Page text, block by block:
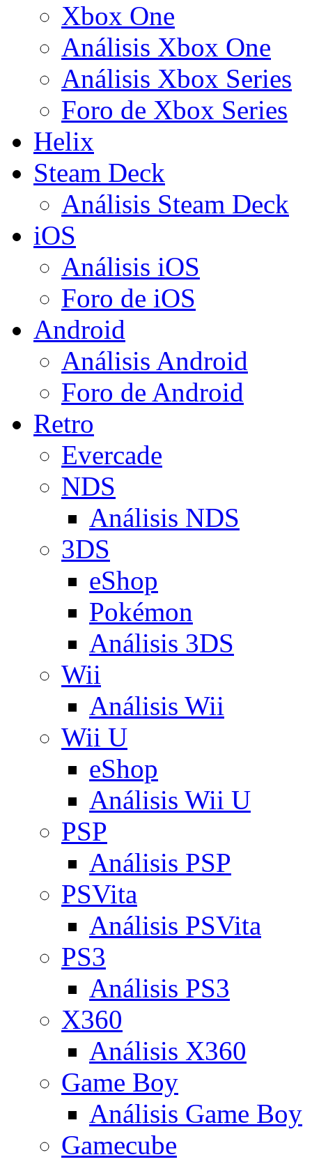
Xbox One
Análisis Xbox One
Análisis Xbox Series
Foro de Xbox Series
Helix
Steam Deck
Análisis Steam Deck
iOS
Análisis iOS
Foro de iOS
Android
Análisis Android
Foro de Android
Retro
Evercade
NDS
Análisis NDS
3DS
eShop
Pokémon
Análisis 3DS
Wii
Análisis Wii
Wii U
eShop
Análisis Wii U
PSP
Análisis PSP
PSVita
Análisis PSVita
PS3
Análisis PS3
X360
Análisis X360
Game Boy
Análisis Game Boy
Gamecube